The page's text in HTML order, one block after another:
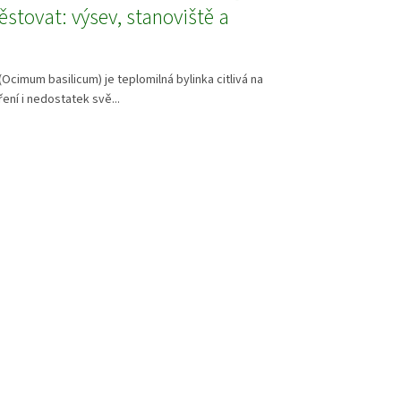
výsev, stanoviště a
basilicum) je teplomilná bylinka citlivá na
i nedostatek svě...